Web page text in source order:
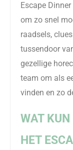
Escape Dinner
om zo snel
raadsels, clues
tussendoor
gezellige
team om als
vinden en zo
WAT
HET